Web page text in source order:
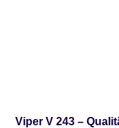
Viper V 243 –